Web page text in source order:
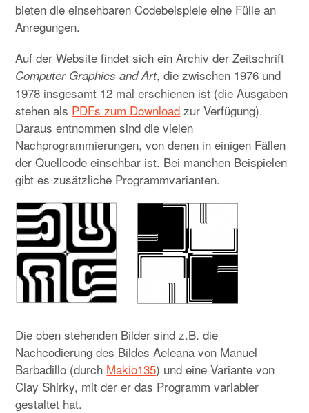
bieten die einsehbaren Codebeispiele eine Fülle an
Anregungen.
Auf der Website findet sich ein Archiv der Zeitschrift
Computer Graphics and Art, die zwischen 1976 und
1978 insgesamt 12 mal erschienen ist (die Ausgaben
stehen als PDFs zum Download zur Verfügung).
Daraus entnommen sind die vielen
Nachprogrammierungen, von denen in einigen Fällen
der Quellcode einsehbar ist. Bei manchen Beispielen
gibt es zusätzliche Programmvarianten.
Die oben stehenden Bilder sind z.B. die
Nachcodierung des Bildes Aeleana von Manuel
Barbadillo (durch Makio135) und eine Variante von
Clay Shirky, mit der er das Programm variabler
gestaltet hat.